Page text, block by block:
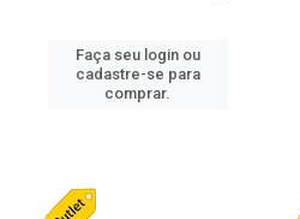
Faça seu login ou
cadastre-se para
comprar.